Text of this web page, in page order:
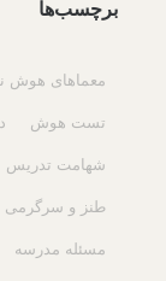
برچسب‌ها
معماهای هوش
تست هوش
شهامت تدریس
طنز و سرگرمی
مسئله مدرسه